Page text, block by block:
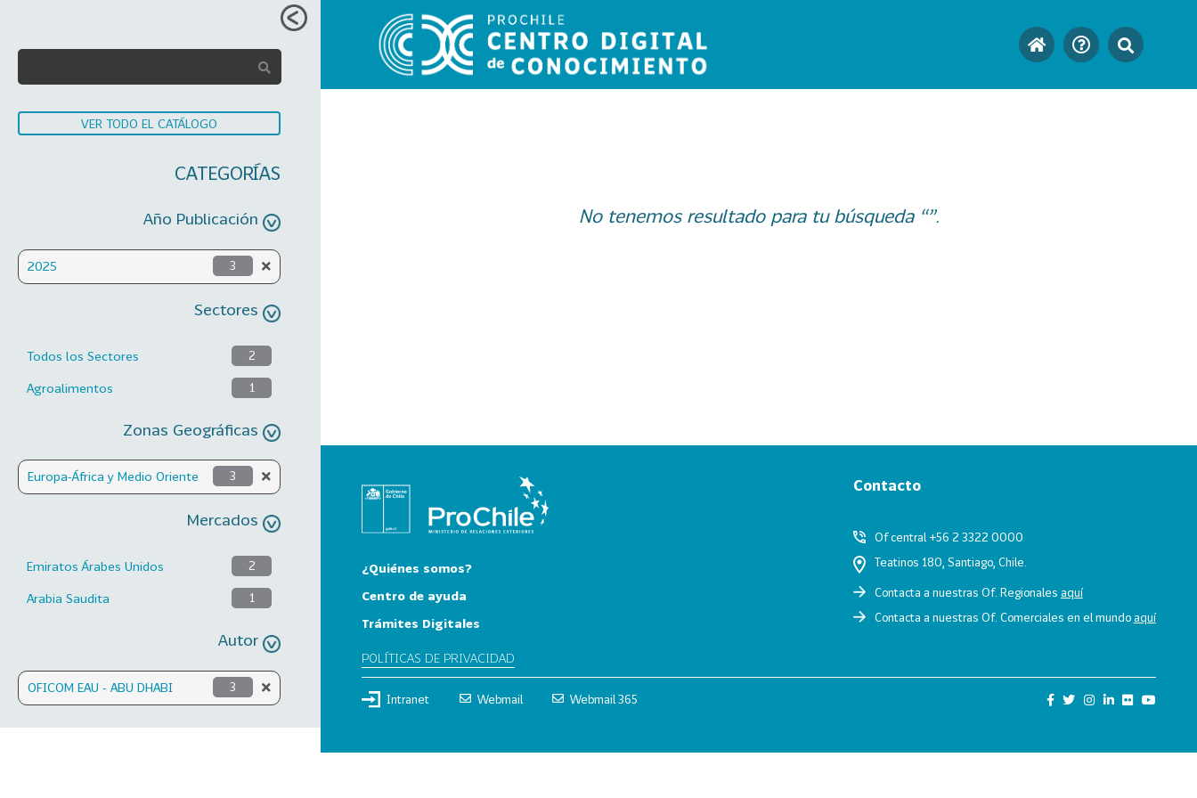
VER TODO EL CATÁLOGO
CATEGORÍAS
Año Publicación
2025 3
Sectores
Todos los Sectores 2
Agroalimentos 1
Zonas Geográficas
Europa-África y Medio Oriente 3
Mercados
Emiratos Árabes Unidos 2
Arabia Saudita 1
Autor
OFICOM EAU - ABU DHABI 3
No tenemos resultado para tu búsqueda “”.
¿Quiénes somos?
Centro de ayuda
Trámites Digitales
POLÍTICAS DE PRIVACIDAD
Contacto
Of central +56 2 3322 0000
Teatinos 180, Santiago, Chile.
Contacta a nuestras Of. Regionales aquí
Contacta a nuestras Of. Comerciales en el mundoaquí
Intranet Webmail Webmail 365